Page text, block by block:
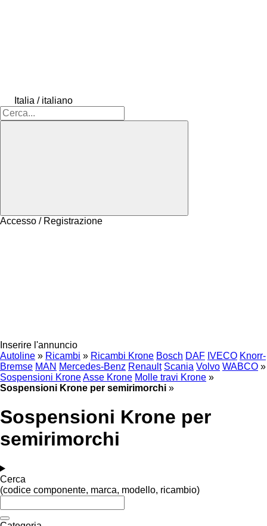
Italia / italiano
Accesso / Registrazione
Inserire l'annuncio
Autoline » Ricambi » Ricambi Krone Bosch DAF IVECO Knorr-
Bremse MAN Mercedes-Benz Renault Scania Volvo WABCO »
Sospensioni KroneAsse Krone Molle travi Krone »
Sospensioni Krone per semirimorchi »
Sospensioni Krone per
semirimorchi
Cerca
(codice componente, marca, modello, ricambio)